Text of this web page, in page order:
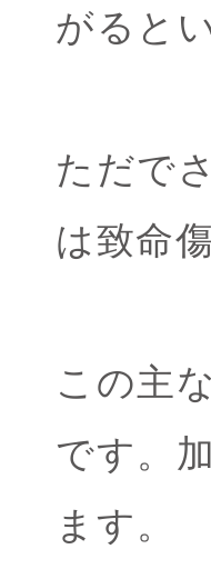
がると
ただで
は致命
この主
です。
ます。